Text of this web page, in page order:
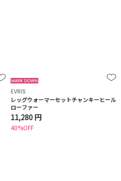
EVRIS
レッグウォーマーセットチャンキーヒール
ローファー
11,280 円
40%OFF